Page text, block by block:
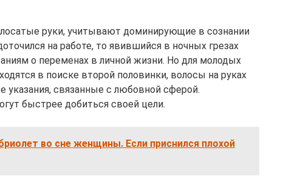
руки, учитывают доминирующие в сознании
на работе, то явившийся в ночных грезах
о переменах в личной жизни. Но для молодых
в поиске второй половинки, волосы на руках
связанные с любовной сферой.
быстрее добиться своей цели.
во сне женщины. Если приснился плохой